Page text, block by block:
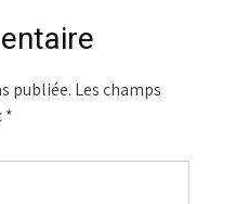
publiée. Les champs
*